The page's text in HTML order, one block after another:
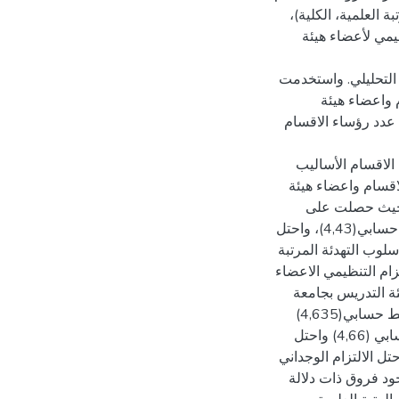
العلمية، الكلية)،
لأعضاء هيئة
واستخدمت
واعضاء هيئة
عدد رؤساء الاقسام
الأساليب
واعضاء هيئة
حيث حصلت على
متوسط(4,17)، واحتل أسلوب التعاون بالمرتبة الاولى بمتوسط حسابي(4,43)، واحتل
بمتوسط حسابي (4,07)، واحتل أسلوب التهدئة المرتبة
الالتزام التنظيمي الاعضاء
التدريس بجامعة
الامام محمد بن سعود الاسلامية، جاءت بدرجة عالية جداً بمتوسط حسابي(4,635)
واحتل ابعاد كل من الالتزام المعياري المرتبة الاولى متوسط حسابي (4,66) واحتل
على المرتبة الثانية بمتوسط حسابي (4,633) واحتل الالتزام الوجداني
النتائج وجود فروق ذات دلالة